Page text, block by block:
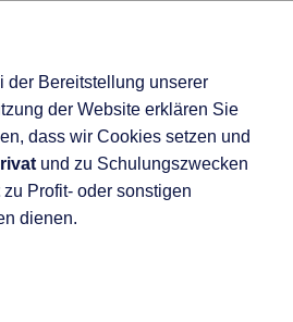
der Bereitstellung unserer
der Website erklären Sie
dass wir Cookies setzen und
und zu Schulungszwecken
zu Profit- oder sonstigen
dienen.